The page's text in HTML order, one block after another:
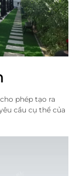
phép tạo ra
cầu cụ thể của